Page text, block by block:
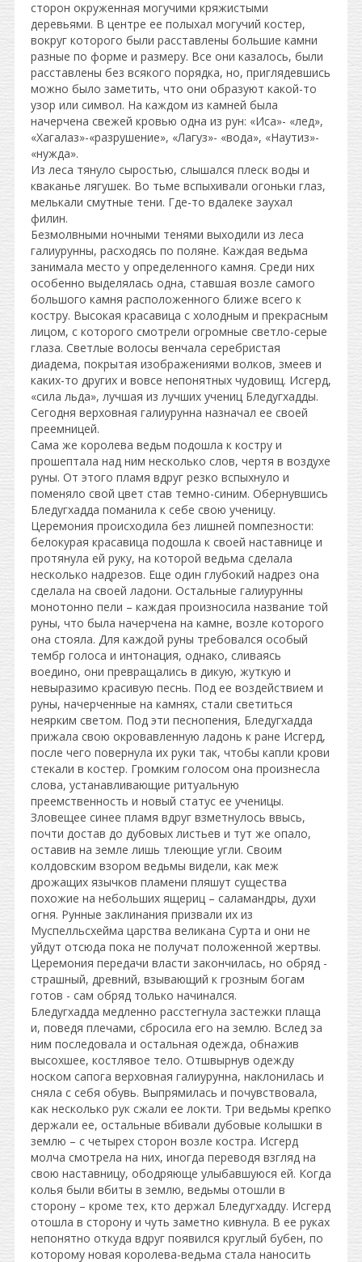
сторон окруженная могучими кряжистыми
деревьями. В центре ее полыхал могучий костер,
вокруг которого были расставлены большие камни
разные по форме и размеру. Все они казалось, были
расставлены без всякого порядка, но, приглядевшись
можно было заметить, что они образуют какой-то
узор или символ. На каждом из камней была
начерчена свежей кровью одна из рун: «Иса»- «лед»,
«Хагалаз»-«разрушение», «Лагуз»- «вода», «Наутиз»-
«нужда».
Из леса тянуло сыростью, слышался плеск воды и
кваканье лягушек. Во тьме вспыхивали огоньки глаз,
мелькали смутные тени. Где-то вдалеке заухал
филин.
Безмолвными ночными тенями выходили из леса
галиурунны, расходясь по поляне. Каждая ведьма
занимала место у определенного камня. Среди них
особенно выделялась одна, ставшая возле самого
большого камня расположенного ближе всего к
костру. Высокая красавица с холодным и прекрасным
лицом, с которого смотрели огромные светло-серые
глаза. Светлые волосы венчала серебристая
диадема, покрытая изображениями волков, змеев и
каких-то других и вовсе непонятных чудовищ. Исгерд,
«сила льда», лучшая из лучших учениц Бледугхадды.
Сегодня верховная галиурунна назначал ее своей
преемницей.
Сама же королева ведьм подошла к костру и
прошептала над ним несколько слов, чертя в воздухе
руны. От этого пламя вдруг резко вспыхнуло и
поменяло свой цвет став темно-синим. Обернувшись
Бледугхадда поманила к себе свою ученицу.
Церемония происходила без лишней помпезности:
белокурая красавица подошла к своей наставнице и
протянула ей руку, на которой ведьма сделала
несколько надрезов. Еще один глубокий надрез она
сделала на своей ладони. Остальные галиурунны
монотонно пели – каждая произносила название той
руны, что была начерчена на камне, возле которого
она стояла. Для каждой руны требовался особый
тембр голоса и интонация, однако, сливаясь
воедино, они превращались в дикую, жуткую и
невыразимо красивую песнь. Под ее воздействием и
руны, начерченные на камнях, стали светиться
неярким светом. Под эти песнопения, Бледугхадда
прижала свою окровавленную ладонь к ране Исгерд,
после чего повернула их руки так, чтобы капли крови
стекали в костер. Громким голосом она произнесла
слова, устанавливающие ритуальную
преемственность и новый статус ее ученицы.
Зловещее синее пламя вдруг взметнулось ввысь,
почти достав до дубовых листьев и тут же опало,
оставив на земле лишь тлеющие угли. Своим
колдовским взором ведьмы видели, как меж
дрожащих язычков пламени пляшут существа
похожие на небольших ящериц – саламандры, духи
огня. Рунные заклинания призвали их из
Муспелльсхейма царства великана Сурта и они не
уйдут отсюда пока не получат положенной жертвы.
Церемония передачи власти закончилась, но обряд -
страшный, древний, взывающий к грозным богам
готов - сам обряд только начинался.
Бледугхадда медленно расстегнула застежки плаща
и, поведя плечами, сбросила его на землю. Вслед за
ним последовала и остальная одежда, обнажив
высохшее, костлявое тело. Отшвырнув одежду
носком сапога верховная галиурунна, наклонилась и
сняла с себя обувь. Выпрямилась и почувствовала,
как несколько рук сжали ее локти. Три ведьмы крепко
держали ее, остальные вбивали дубовые колышки в
землю – с четырех сторон возле костра. Исгерд
молча смотрела на них, иногда переводя взгляд на
свою наставницу, ободряюще улыбавшуюся ей. Когда
колья были вбиты в землю, ведьмы отошли в
сторону – кроме тех, кто держал Бледугхадду. Исгерд
отошла в сторону и чуть заметно кивнула. В ее руках
непонятно откуда вдруг появился круглый бубен, по
которому новая королева-ведьма стала наносить